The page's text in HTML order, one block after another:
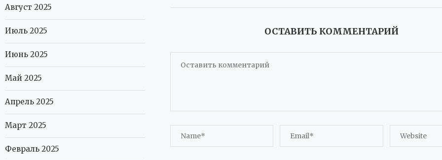
ОСТАВИТЬ КОММЕНТАРИЙ
Август 2025
Июль 2025
Июнь 2025
Май 2025
Апрель 2025
Март 2025
Февраль 2025